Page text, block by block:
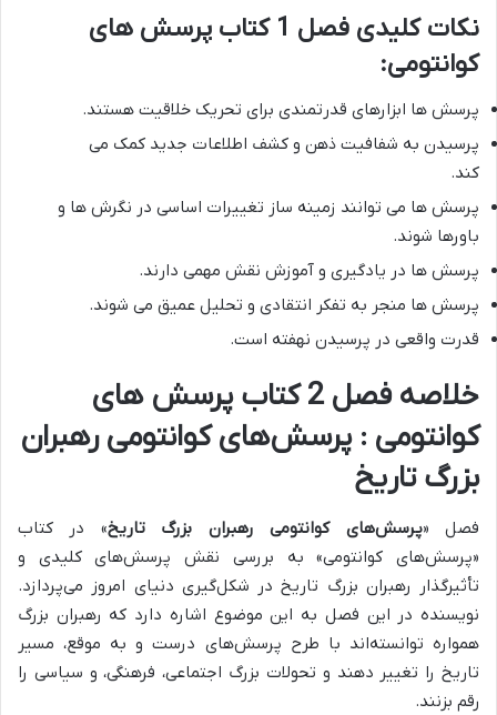
نکات کلیدی فصل 1 کتاب پرسش های
کوانتومی:
پرسش ها ابزارهای قدرتمندی برای تحریک خلاقیت هستند.
پرسیدن به شفافیت ذهن و کشف اطلاعات جدید کمک می
کند.
پرسش ها می توانند زمینه ساز تغییرات اساسی در نگرش ها و
باورها شوند.
پرسش ها در یادگیری و آموزش نقش مهمی دارند.
پرسش ها منجر به تفکر انتقادی و تحلیل عمیق می شوند.
قدرت واقعی در پرسیدن نهفته است.
خلاصه فصل 2 کتاب پرسش های
کوانتومی : پرسش‌های کوانتومی رهبران
بزرگ تاریخ
فصل «پرسش‌های کوانتومی رهبران بزرگ تاریخ» در کتاب
«پرسش‌های کوانتومی» به بررسی نقش پرسش‌های کلیدی و
تأثیرگذار رهبران بزرگ تاریخ در شکل‌گیری دنیای امروز می‌پردازد.
نویسنده در این فصل به این موضوع اشاره دارد که رهبران بزرگ
همواره توانسته‌اند با طرح پرسش‌های درست و به موقع، مسیر
تاریخ را تغییر دهند و تحولات بزرگ اجتماعی، فرهنگی، و سیاسی را
رقم بزنند.